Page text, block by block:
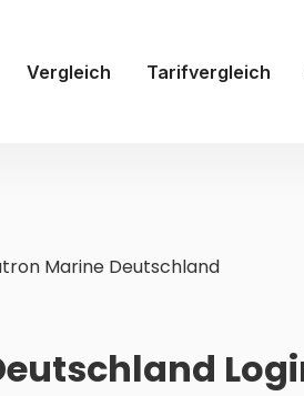
Vergleich Tarifvergleich
Marine Deutschland